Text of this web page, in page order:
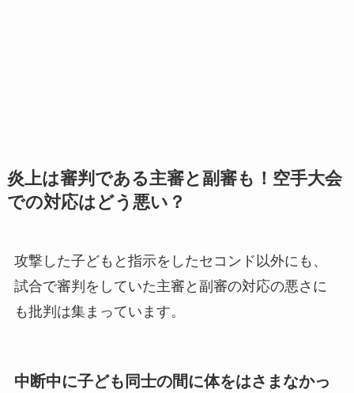
炎上は審判である主審と副審も！空手大会
での対応はどう悪い？
攻撃した子どもと指示をしたセコンド以外にも、
試合で審判をしていた主審と副審の対応の悪さに
も批判は集まっています。
中断中に子ども同士の間に体をはさまなかっ